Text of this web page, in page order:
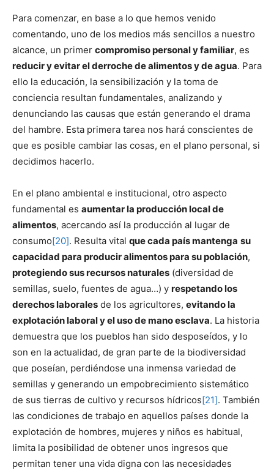
Para comenzar, en base a lo que hemos venido
comentando, uno de los medios más sencillos a nuestro
alcance, un primer compromiso personal y familiar, es
reducir y evitar el derroche de alimentos y de agua. Para
ello la educación, la sensibilización y la toma de
conciencia resultan fundamentales, analizando y
denunciando las causas que están generando el drama
del hambre. Esta primera tarea nos hará conscientes de
que es posible cambiar las cosas, en el plano personal, si
decidimos hacerlo.
En el plano ambiental e institucional, otro aspecto
fundamental es aumentar la producción local de
alimentos, acercando así la producción al lugar de
consumo[20]. Resulta vital que cada país mantenga su
capacidad para producir alimentos para su población,
protegiendo sus recursos naturales (diversidad de
semillas, suelo, fuentes de agua…) y respetando los
derechos laborales de los agricultores, evitando la
explotación laboral y el uso de mano esclava. La historia
demuestra que los pueblos han sido desposeídos, y lo
son en la actualidad, de gran parte de la biodiversidad
que poseían, perdiéndose una inmensa variedad de
semillas y generando un empobrecimiento sistemático
de sus tierras de cultivo y recursos hídricos[21]. También
las condiciones de trabajo en aquellos países donde la
explotación de hombres, mujeres y niños es habitual,
limita la posibilidad de obtener unos ingresos que
permitan tener una vida digna con las necesidades